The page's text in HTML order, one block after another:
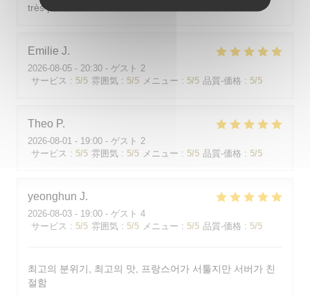
très professionnel. Je recommande sans hésiter !
Emilie J
2026-08-05 - 20:30 - ゲスト 2
サービス : 5/5 雰囲気 : 5/5 メニュー : 5/5 品質-価格 : 5/5
Theo P
2026-08-01 - 19:00 - ゲスト 2
サービス : 5/5 雰囲気 : 5/5 メニュー : 5/5 品質-価格 : 5/5
yeonghun J
2026-08-03 - 19:00 - ゲスト 4
サービス : 5/5 雰囲気 : 5/5 メニュー : 5/5 品質-価格 : 5/5
최고의 분위기, 최고의 맛, 프랑스어가 서툴지만 서버가 친
절함